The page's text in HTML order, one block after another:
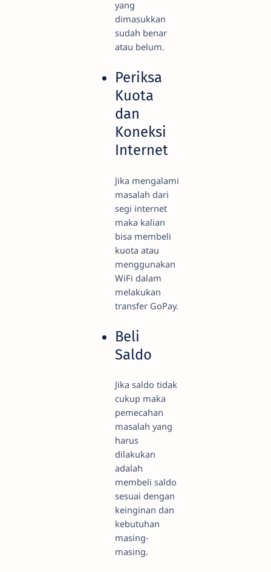
yang
dimasukkan
sudah benar
atau belum.
Periksa
Kuota
dan
Koneksi
Internet
Jika mengalami
masalah dari
segi internet
maka kalian
bisa membeli
kuota atau
menggunakan
WiFi dalam
melakukan
transfer GoPay.
Beli
Saldo
Jika saldo tidak
cukup maka
pemecahan
masalah yang
harus
dilakukan
adalah
membeli saldo
sesuai dengan
keinginan dan
kebutuhan
masing-
masing.